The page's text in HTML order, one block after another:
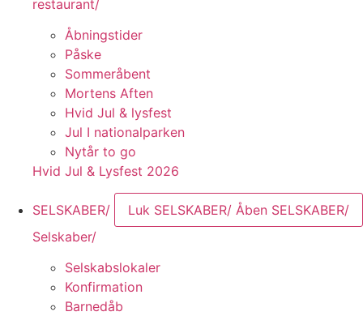
restaurant/
Åbningstider
Påske
Sommeråbent
Mortens Aften
Hvid Jul & lysfest
Jul I nationalparken
Nytår to go
Hvid Jul & Lysfest 2026
SELSKABER/ Luk SELSKABER/ Åben SELSKABER/
Selskaber/
Selskabslokaler
Konfirmation
Barnedåb